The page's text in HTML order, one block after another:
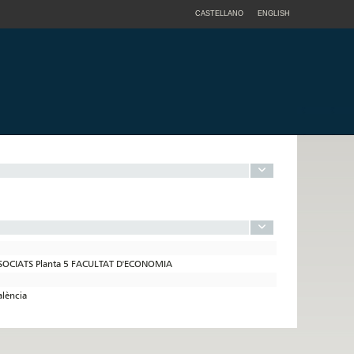
CASTELLANO ENGLISH
Planta 5 FACULTAT D'ECONOMIA